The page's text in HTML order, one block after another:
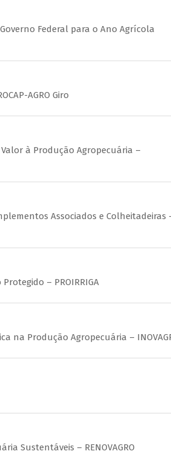
Federal para o Ano Agrícola
AGRO Giro
à Produção Agropecuária –
Associados e Colheitadeiras
– PROIRRIGA
na Produção Agropecuária –
Sustentáveis – RENOVAGRO